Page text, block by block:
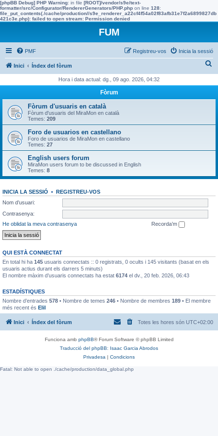
[phpBB Debug] PHP Warning: in file [ROOT]/vendor/s9e/text-
formatter/src/Configurator/RendererGenerators/PHP.php on line 128:
file_put_contents(./cache/production//s9e_renderer_a22cf4f54a02f83afb31e7f2a6899827db
421c3e.php): failed to open stream: Permission denied
FUM
PMF Inicia la sessió
Registreu-vos
Inici Índex del fòrum
c
Hora i data actual: dg., 09 ago. 2026, 04:32
Fòrum
Fòrum d'usuaris en català
Fòrum d'usuaris del MiraMon en català
Temes: 209
Foro de usuarios en castellano
Foro de usuarios de MiraMon en castellano
Temes: 27
English users forum
MiraMon users forum to be discussed in English
Temes: 8
INICIA LA SESSIÓ • REGISTREU-VOS
Nom d’usuari:
Contrasenya:
He oblidat la meva contrasenya
Recorda’m
QUI ESTÀ CONNECTAT
En total hi ha 145 usuaris connectats :: 0 registrats, 0 ocults i 145 visitants (basat en els
usuaris actius durant els darrers 5 minuts)
El nombre màxim d’usuaris connectats ha estat 6174 el dv., 20 feb. 2026, 06:43
ESTADÍSTIQUES
Nombre d’entrades 578 • Nombre de temes 246 • Nombre de membres 189 • El membre
més recent és EliI
Inici Índex del fòrum Totes les hores són UTC+02:00
Funciona amb phpBB® Forum Software © phpBB Limited
Traducció del phpBB: Isaac Garcia Abrodos
Privadesa | Condicions
Fatal: Not able to open ./cache/production/data_global.php